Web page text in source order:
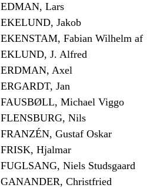
EDMAN, Lars
EKELUND, Jakob
EKENSTAM, Fabian Wilhelm af
EKLUND, J. Alfred
ERDMAN, Axel
ERGARDT, Jan
FAUSBØLL, Michael Viggo
FLENSBURG, Nils
FRANZÉN, Gustaf Oskar
FRISK, Hjalmar
FUGLSANG, Niels Studsgaard
GANANDER, Christfried